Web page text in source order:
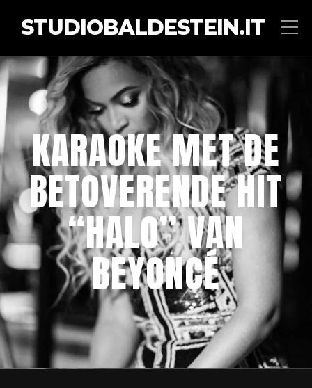
STUDIOBALDESTEIN.IT
KARAOKE MET DE
BETOVERENDE HIT
“HALO” VAN
BEYONCÉ